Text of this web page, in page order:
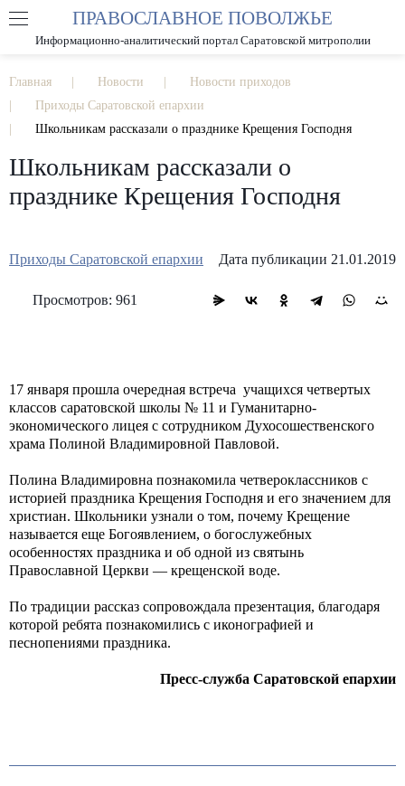
РАЗМЕР ШРИФТА А А
ПРАВОСЛАВНОЕ ПОВОЛЖЬЕ
Информационно-аналитический портал Саратовской митрополии
Главная Новости
Новости приходов
Приходы Саратовской епархии
Школьникам рассказали о празднике Крещения Господня
Школьникам рассказали о
празднике Крещения Господня
Приходы Саратовской епархии Дата публикации 21.01.2019
Просмотров: 961
17 января прошла очередная встреча учащихся четвертых
классов саратовской школы № 11 и Гуманитарно-
экономического лицея с сотрудником Духосошественского
храма Полиной Владимировной Павловой.
Полина Владимировна познакомила четвероклассников с
историей праздника Крещения Господня и его значением для
христиан. Школьники узнали о том, почему Крещение
называется еще Богоявлением, о богослужебных
особенностях праздника и об одной из святынь
Православной Церкви — крещенской воде.
По традиции рассказ сопровождала презентация, благодаря
которой ребята познакомились с иконографией и
песнопениями праздника.
Пресс-служба Саратовской епархии